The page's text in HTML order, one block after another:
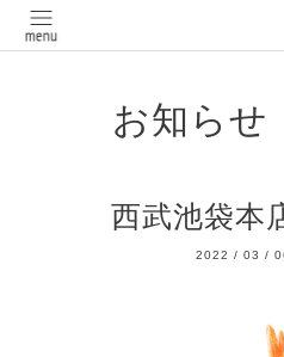
お知ら
西武池袋本
2022 / 03 /